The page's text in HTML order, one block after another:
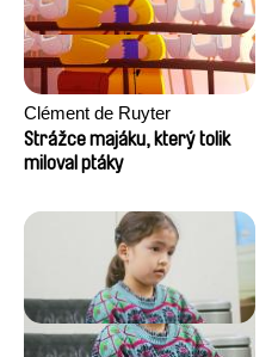
Clément de Ruyter
Strážce majáku, který tolik
miloval ptáky